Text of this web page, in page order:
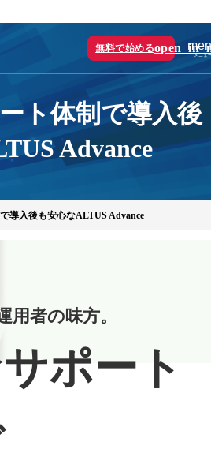
無料で始める
ト体制で導入後
Advance
導入後も安心なALTUS Advance
用者の味方。
ポート